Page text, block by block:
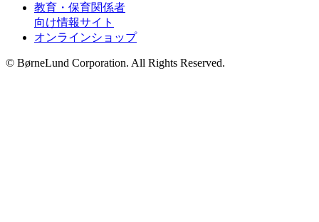
教育・保育関係者
向け情報サイト
オンラインショップ
© BørneLund Corporation. All Rights Reserved.